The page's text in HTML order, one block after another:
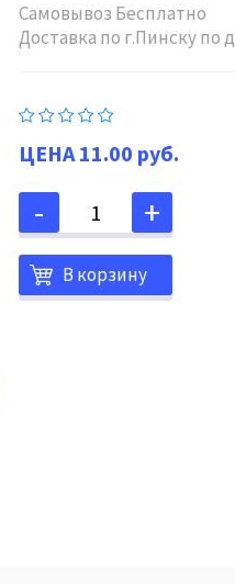
Самовывоз Бесплатно
Доставка по г.Пинску по
11.00 руб.
В корзину